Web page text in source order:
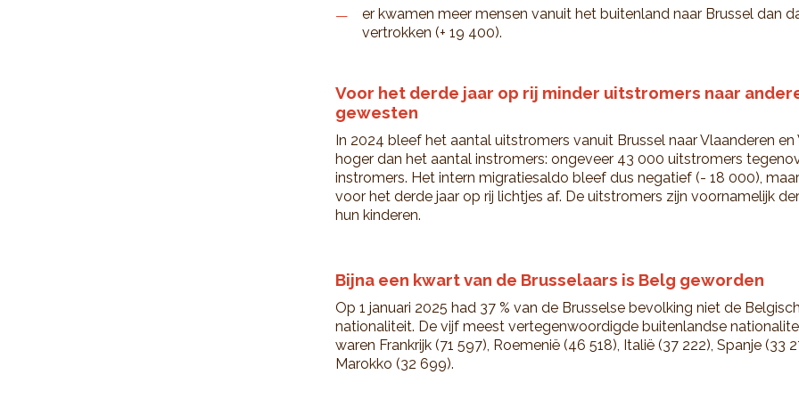
er kwamen meer mensen vanuit het buitenland naar Brussel dan
vertrokken (+ 19 400).
Voor het derde jaar op rij minder uitstromers naar
gewesten
In 2024 bleef het aantal uitstromers vanuit Brussel naar Vlaanderen en
hoger dan het aantal instromers: ongeveer 43 000 uitstromers
instromers. Het intern migratiesaldo bleef dus negatief (- 18 000),
voor het derde jaar op rij lichtjes af. De uitstromers zijn voornamelijk
hun kinderen.
Bijna een kwart van de Brusselaars is Belg geworden
Op 1 januari 2025 had 37 % van de Brusselse bevolking niet de
nationaliteit. De vijf meest vertegenwoordigde buitenlandse
waren Frankrijk (71 597), Roemenië (46 518), Italië (37 222), Spanje (33
Marokko (32 699).